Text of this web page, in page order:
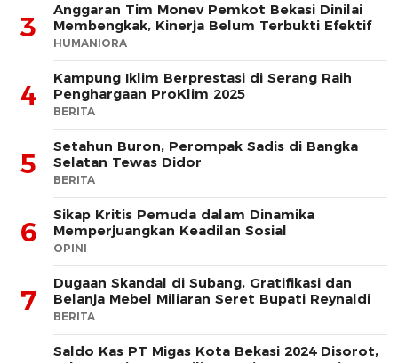
3
Anggaran Tim Monev Pemkot Bekasi Dinilai
Membengkak, Kinerja Belum Terbukti Efektif
HUMANIORA
4
Kampung Iklim Berprestasi di Serang Raih
Penghargaan ProKlim 2025
BERITA
5
Setahun Buron, Perompak Sadis di Bangka
Selatan Tewas Didor
BERITA
6
Sikap Kritis Pemuda dalam Dinamika
Memperjuangkan Keadilan Sosial
OPINI
7
Dugaan Skandal di Subang, Gratifikasi dan
Belanja Mebel Miliaran Seret Bupati Reynaldi
BERITA
Saldo Kas PT Migas Kota Bekasi 2024 Disorot,